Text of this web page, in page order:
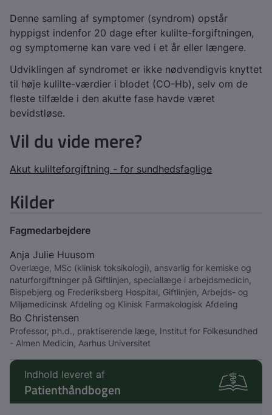
Denne samling af symptomer (syndrom) opstår
hyppigst indenfor 20 dage efter kulilte-forgiftningen,
og symptomerne kan vare ved i et år eller længere.
Udviklingen af syndromet er ikke nødvendigvis knyttet
til høje kulilte-værdier i blodet (CO-Hb), selv om de
fleste tilfælde i den akutte fase havde været
bevidstløse.
Vil du vide mere?
Akut kulilteforgiftning - for sundhedsfaglige
Kilder
Fagmedarbejdere
Anja Julie Huusom
Overlæge, MSc (klinisk toksikologi), ansvarlig for kemiske og
naturforgiftninger på Giftlinjen, speciallæge i arbejdsmedicin,
Bispebjerg og Frederiksberg Hospital, Giftlinjen, Arbejds- og
Miljømedicinsk Afdeling og Klinisk Farmakologisk Afdeling
Bo Christensen
Professor, ph.d., praktiserende læge, Institut for Folkesundhed
- Almen Medicin, Aarhus Universitet
Indhold leveret af
Patienthåndbogen